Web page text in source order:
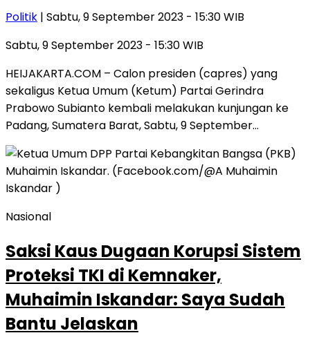
Politik | Sabtu, 9 September 2023 - 15:30 WIB
Sabtu, 9 September 2023 - 15:30 WIB
HEIJAKARTA.COM – Calon presiden (capres) yang
sekaligus Ketua Umum (Ketum) Partai Gerindra
Prabowo Subianto kembali melakukan kunjungan ke
Padang, Sumatera Barat, Sabtu, 9 September…
Nasional
Saksi Kaus Dugaan Korupsi Sistem
Proteksi TKI di Kemnaker,
Muhaimin Iskandar: Saya Sudah
Bantu Jelaskan